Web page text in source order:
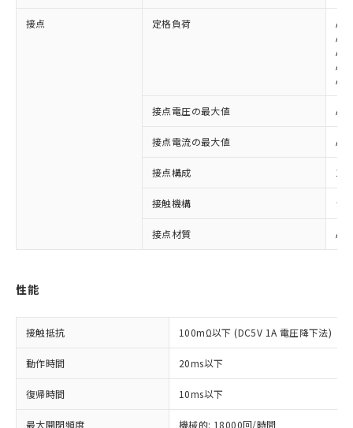
接点 定格負荷
接点電圧の最大値
接点電流の最大値
接点構成 1a
接触機構 シ
接点材質 Ag
性能
接触抵抗 100mΩ以下 (DC5V 1A 電圧降下法)
動作時間 20ms以下
復帰時間 10ms以下
最大開閉頻度 機械的: 18000回/時間
以下の条件をお読みいただき、同意のうえ
ご利用ください。
本サービスは、当社制御機器事業取扱
対応済み：EU RoHS指令（10物質）の
対応予定なし：EU RoHS指令（10物質）の
非含有に非対応の商品で、対応品を出す予
調査・確認中：EU RoHS指令（10物質）の
非含有の対応状況を調査中または確認中の
商品です。
※1 中国RoHS○×表